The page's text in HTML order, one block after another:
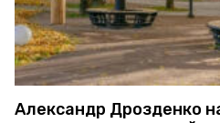
Александр Дрозденко